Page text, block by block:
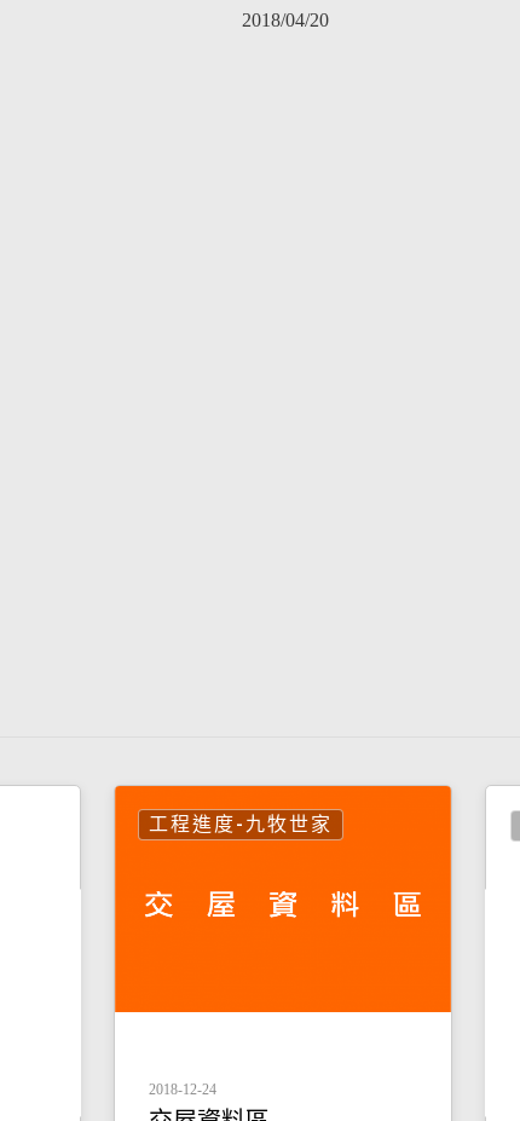
2018/04/20
工程進度-九牧世家
2018-12-24